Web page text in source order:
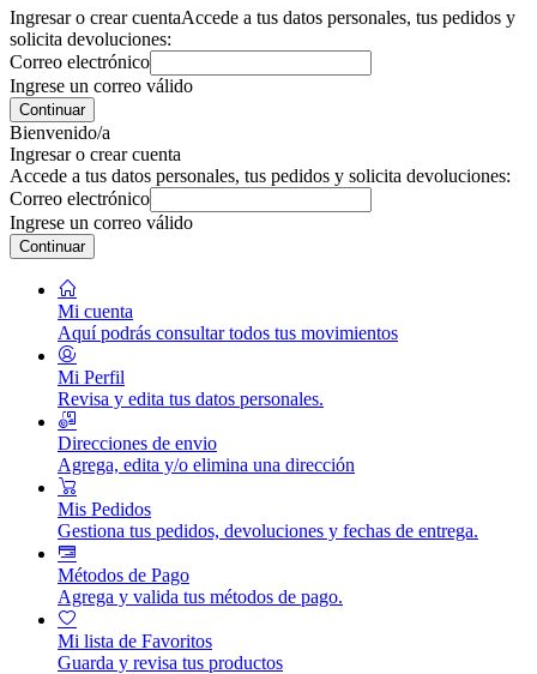
Ingresar o crear cuentaAccede a tus datos personales, tus pedidos y
solicita devoluciones:
Correo electrónico
Ingrese un correo válido
Continuar
Bienvenido/a
Ingresar o crear cuenta
Accede a tus datos personales, tus pedidos y solicita devoluciones:
Correo electrónico
Ingrese un correo válido
Continuar
Mi cuenta
Aquí podrás consultar todos tus movimientos
Mi Perfil
Revisa y edita tus datos personales.
Direcciones de envio
Agrega, edita y/o elimina una dirección
Mis Pedidos
Gestiona tus pedidos, devoluciones y fechas de entrega.
Métodos de Pago
Agrega y valida tus métodos de pago.
Mi lista de Favoritos
Guarda y revisa tus productos